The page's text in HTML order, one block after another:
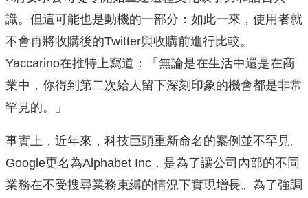
識。但這可能也是動機的一部分：如此一來，使用者就
不會再將收購後的Twitter與收購前進行比較。
Yaccarino在推特上寫道：「無論是在生活中還是在商
業中，你得到第二次給人留下深刻印象的機會都是非常
罕見的。」
事實上，近年來，科技巨頭重新命名的案例並不罕見。
Google更名為Alphabet Inc．是為了讓公司內部的不同
業務在不受搜尋業務束縛的情況下實現增長。為了強調